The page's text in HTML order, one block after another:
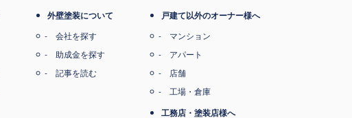
外壁塗装について
会社を探す
助成金を探す
記事を読む
戸建て以外のオーナー様へ
マンション
アパート
店舗
工場・倉庫
工務店・塗装店様へ